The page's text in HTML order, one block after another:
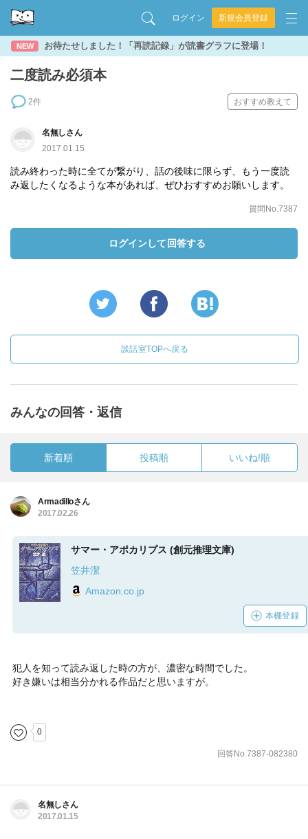
ログイン 新規会員登録
NEW お待たせしました！「再読記録」が読書グラフに登場！
二度読み必須本
2件 おすすめ教えて
名無しさん
2017.01.15
読み終わった時に全てが繋がり、話の後味に限らず、もう一度読
み返したくなるような本があれば、ぜひおすすめお願いします。
質問No.7387
ログインして回答する
談話室TOPへ戻る
みんなの回答・返信
新着順 投稿順 いいね!順
Armadilloさん
2017.02.26
サマー・アポカリプス (創元推理文庫)
笠井潔
Amazon.co.jp
本棚登録
犯人を知って読み返した時の方が、濃密な時間でした。
好き嫌いは相当分かれる作品だと思いますが。
0
回答No.7387-082380
名無しさん
2017.01.15